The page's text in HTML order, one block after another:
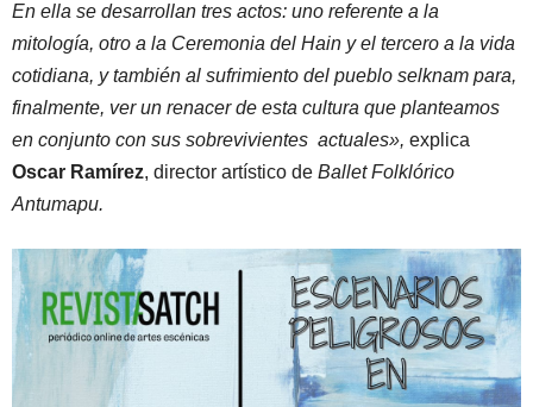
En ella se desarrollan tres actos: uno referente a la
mitología, otro a la Ceremonia del Hain y el tercero a la vida
cotidiana, y también al sufrimiento del pueblo selknam para,
finalmente, ver un renacer de esta cultura que planteamos
en conjunto con sus sobrevivientes actuales», explica
Oscar Ramírez, director artístico de Ballet Folklórico
Antumapu.